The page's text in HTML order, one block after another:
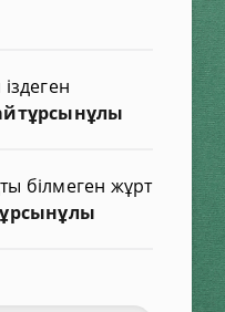
білмеген жұрт